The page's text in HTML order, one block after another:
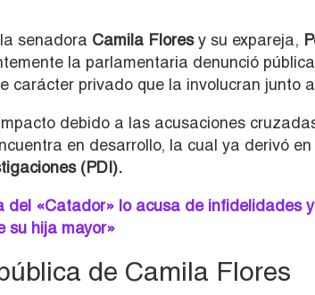
senadora Camila Floresy su expareja,
la parlamentaria denunció
carácter privado que la involucran junto
debido a las acusaciones
en desarrollo, la cual ya derivó
(PDI).
del «Catador» lo acusa de infidelidades
su hija mayor»
de Camila Flores